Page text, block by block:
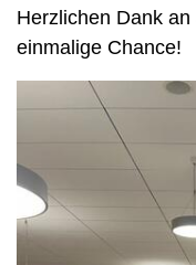
Herzlichen Dank
einmalige Chance!